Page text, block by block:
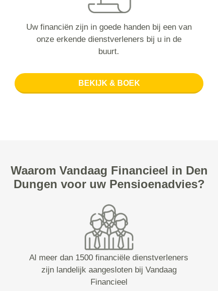
Uw financiën zijn in goede handen bij een van
onze erkende dienstverleners bij u in de
buurt.
BEKIJK & BOEK
Waarom Vandaag Financieel in Den
Dungen voor uw Pensioenadvies?
Al meer dan 1500 financiële dienstverleners
zijn landelijk aangesloten bij Vandaag
Financieel